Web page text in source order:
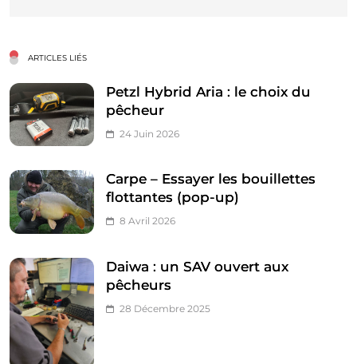
ARTICLES LIÉS
Petzl Hybrid Aria : le choix du
pêcheur
24 Juin 2026
Carpe – Essayer les bouillettes
flottantes (pop-up)
8 Avril 2026
Daiwa : un SAV ouvert aux
pêcheurs
28 Décembre 2025